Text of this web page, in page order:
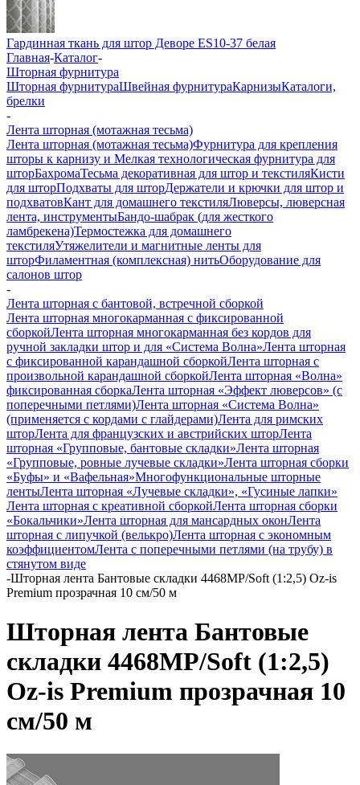
Гардинная ткань для штор Деворе ES10-37 белая
Главная-Каталог-
Шторная фурнитура
Шторная фурнитураШвейная фурнитураКарнизыКаталоги,
брелки
-
Лента шторная (мотажная тесьма)
Лента шторная (мотажная тесьма)Фурнитура для крепления
шторы к карнизу и Мелкая технологическая фурнитура для
шторБахромаТесьма декоративная для штор и текстиляКисти
для шторПодхваты для шторДержатели и крючки для штор и
подхватовКант для домашнего текстиляЛюверсы, люверсная
лента, инструментыБандо-шабрак (для жесткого
ламбрекена)Термостежка для домашнего
текстиляУтяжелители и магнитные ленты для
шторФиламентная (комплексная) нитьОборудование для
салонов штор
-
Лента шторная с бантовой, встречной сборкой
Лента шторная многокарманная с фиксированной
сборкойЛента шторная многокарманная без кордов для
ручной закладки штор и для «Система Волна»Лента шторная
с фиксированной карандашной сборкойЛента шторная с
произвольной карандашной сборкойЛента шторная «Волна»
фиксированная сборкаЛента шторная «Эффект люверсов» (с
поперечными петлями)Лента шторная «Система Волна»
(применяется с кордами с глайдерами)Лента для римских
шторЛента для французских и австрийских шторЛента
шторная «Групповые, бантовые складки»Лента шторная
«Групповые, ровные лучевые складки»Лента шторная сборки
«Буфы» и «Вафельная»Многофункциональные шторные
лентыЛента шторная «Лучевые складки», «Гусиные лапки»
Лента шторная с креативной сборкойЛента шторная сборки
«Бокальчики»Лента шторная для мансардных оконЛента
шторная с липучкой (велькро)Лента шторная с экономным
коэффициентомЛента с поперечными петлями (на трубу) в
стянутом виде
-Шторная лента Бантовые складки 4468MP/Soft (1:2,5) Oz-is
Premium прозрачная 10 см/50 м
Шторная лента Бантовые
складки 4468MP/Soft (1:2,5)
Oz-is Premium прозрачная 10
см/50 м